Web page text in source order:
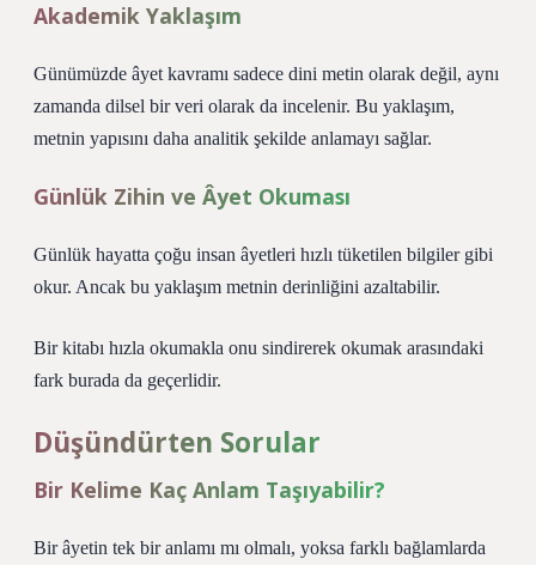
Akademik Yaklaşım
Günümüzde âyet kavramı sadece dini metin olarak değil, aynı
zamanda dilsel bir veri olarak da incelenir. Bu yaklaşım,
metnin yapısını daha analitik şekilde anlamayı sağlar.
Günlük Zihin ve Âyet Okuması
Günlük hayatta çoğu insan âyetleri hızlı tüketilen bilgiler gibi
okur. Ancak bu yaklaşım metnin derinliğini azaltabilir.
Bir kitabı hızla okumakla onu sindirerek okumak arasındaki
fark burada da geçerlidir.
Düşündürten Sorular
Bir Kelime Kaç Anlam Taşıyabilir?
Bir âyetin tek bir anlamı mı olmalı, yoksa farklı bağlamlarda